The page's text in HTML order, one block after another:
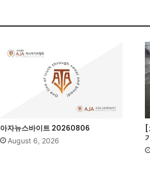
아자뉴스바이트 20260806
August 6, 2026